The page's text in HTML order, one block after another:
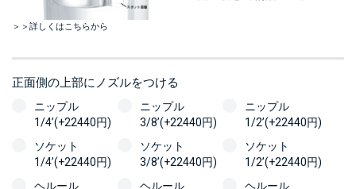
＞＞詳しくはこちらから
正面側の上部にノズルをつける
ニップル
1/4’(+22440円)
ニップル
3/8’(+22440円)
ニップル
1/2’(+22440円)
ソケット
1/4’(+22440円)
ソケット
3/8’(+22440円)
ソケット
1/2’(+22440円)
ヘルール
ヘルール
ヘルール